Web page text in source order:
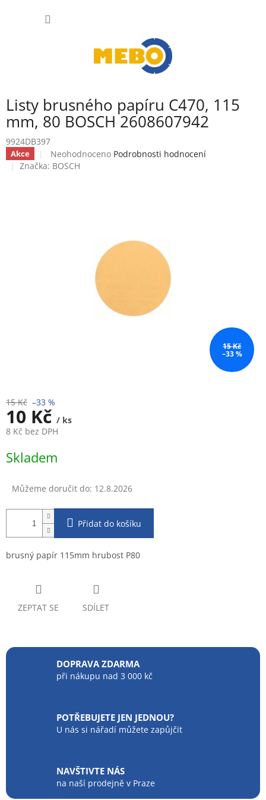
Listy brusného papíru C470, 115
mm, 80 BOSCH 2608607942
9924DB397
Akce
Průměrné
hodnocení
Neohodnoceno Podrobnosti hodnocení
Značka: BOSCH
15 Kč
–33 %
15 Kč –33 %
10 Kč / ks
8 Kč bez DPH
cena:
Skladem
Můžeme doručit do: 12.8.2026
Přidat do košíku
brusný papír 115mm hrubost P80
ZEPTAT SE SDÍLET
DOPRAVA ZDARMA
při nákupu nad 3 000 kč
POTŘEBUJETE JEN JEDNOU?
U nás si nářadí můžete zapůjčit
NAVŠTIVTE NÁS
na naší prodejně v Praze